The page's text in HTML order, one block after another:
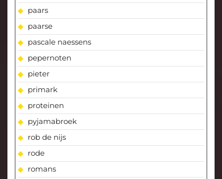
paars
paarse
pascale naessens
pepernoten
pieter
primark
proteinen
pyjamabroek
rob de nijs
rode
romans